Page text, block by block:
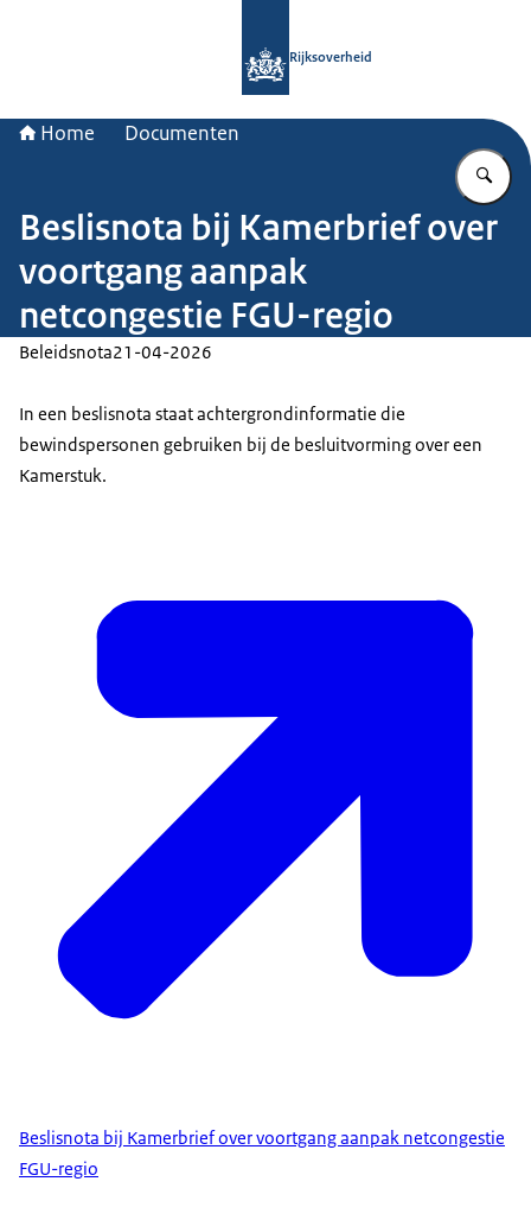
Rijksoverheid
Home Documenten
Beslisnota bij Kamerbrief over
voortgang aanpak
netcongestie FGU-regio
Beleidsnota21-04-2026
In een beslisnota staat achtergrondinformatie die
bewindspersonen gebruiken bij de besluitvorming over een
Kamerstuk.
Beslisnota bij Kamerbrief over voortgang aanpak netcongestie
FGU-regio